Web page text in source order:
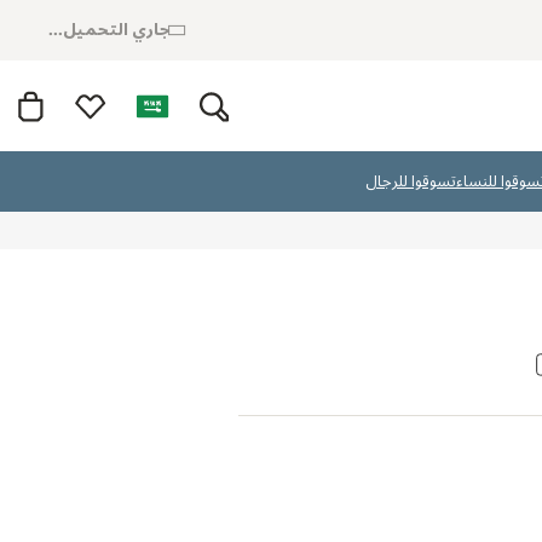
جاري التحميل...
للنساءتسوقوا للرجال